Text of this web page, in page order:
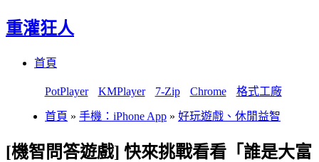
重灌狂人
首頁
PotPlayer KMPlayer 7-Zip Chrome 格式工廠
首頁 » 手機：iPhone App » 好玩遊戲、休閒益智
[機智問答遊戲] 快來挑戰看看「誰是大富